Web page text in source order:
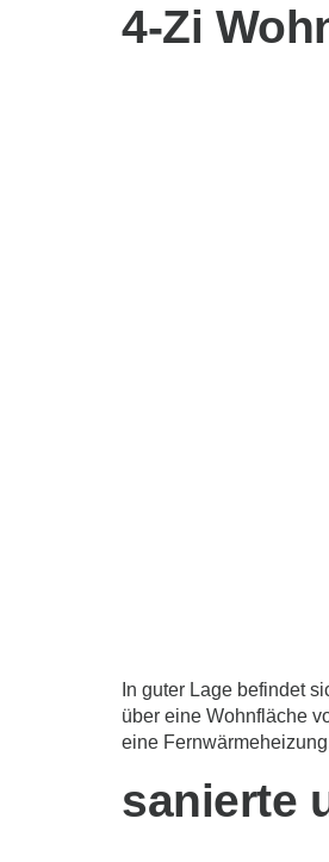
4-Zi
In guter Lage befindet
über eine Wohnfläche
eine
sanierte